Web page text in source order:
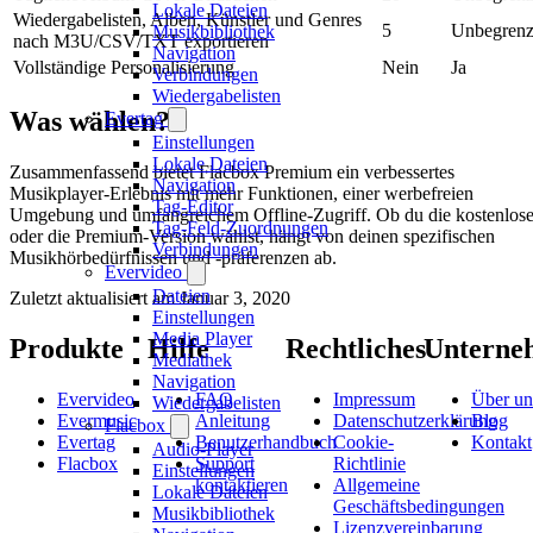
Lokale Dateien
Musikbibliothek
Navigation
Verbindungen
Wiedergabelisten
Evertag
Einstellungen
Lokale Dateien
Navigation
Tag-Editor
Tag-Feld-Zuordnungen
Verbindungen
Evervideo
Dateien
Einstellungen
Media Player
Mediathek
Navigation
Wiedergabelisten
Flacbox
Audio-Player
Einstellungen
Lokale Dateien
Musikbibliothek
Wiedergabelisten, Alben, Künstler und Genres
nach M3U/CSV/TXT exportieren
5
Vollständige Personalisierung
Nein Ja
Was wählen?
Zusammenfassend bietet Flacbox Premium ein verbessertes
Musikplayer-Erlebnis mit mehr Funktionen, einer werbefreien
Umgebung und umfangreichem Offline-Zugriff. Ob du die kostenlose
oder die Premium-Version wählst, hängt von deinen spezifischen
Musikhörbedürfnissen und -präferenzen ab.
Zuletzt aktualisiert amJanuar 3, 2020
Produkte
Evervideo
Evermusic
Evertag
Flacbox
Hilfe
FAQ
Anleitung
Benutzerhandbuch
Support
kontaktieren
Rechtliches
Impressum
Datenschutzerklärung
Cookie-
Richtlinie
Allgemeine
Geschäftsbedingungen
Lizenzvereinbarung
Über
Blog
Kontakt